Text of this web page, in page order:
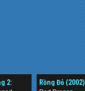
2:
Rồng Đỏ (2002)